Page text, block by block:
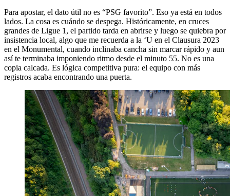
Para apostar, el dato útil no es “PSG favorito”. Eso ya está en todos
lados. La cosa es cuándo se despega. Históricamente, en cruces
grandes de Ligue 1, el partido tarda en abrirse y luego se quiebra por
insistencia local, algo que me recuerda a la ‘U en el Clausura 2023
en el Monumental, cuando inclinaba cancha sin marcar rápido y aun
así te terminaba imponiendo ritmo desde el minuto 55. No es una
copia calcada. Es lógica competitiva pura: el equipo con más
registros acaba encontrando una puerta.